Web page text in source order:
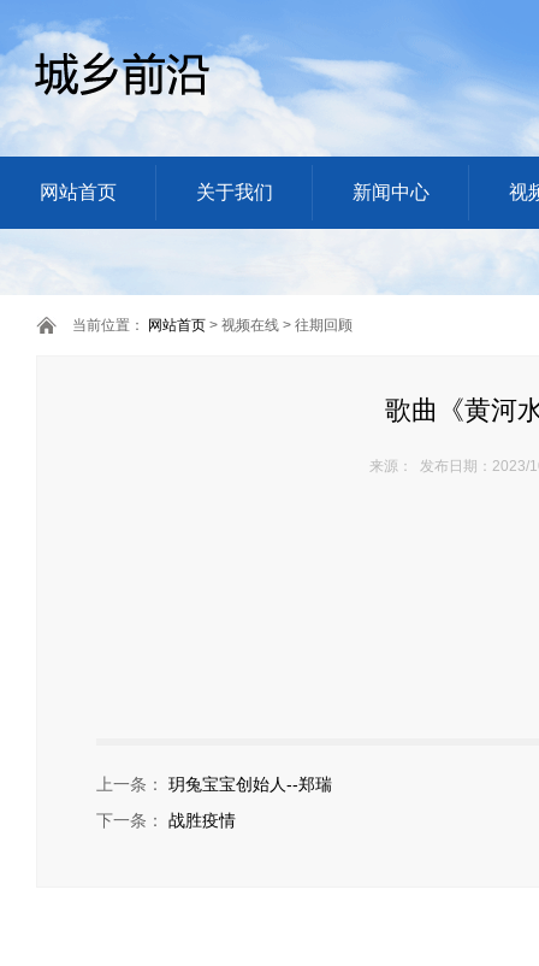
网站首页 关于我们 新闻中心 视
当前位置： 网站首页 > 视频在线 > 往期回顾
歌曲《黄河
来源： 发布日期：2023/
上一条： 玥兔宝宝创始人--郑瑞
下一条： 战胜疫情